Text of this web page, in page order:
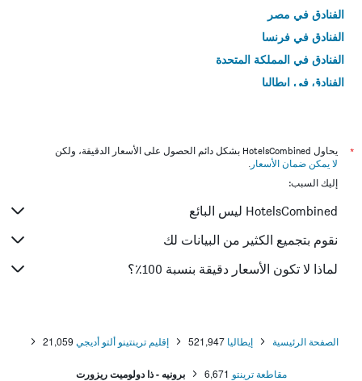
الفنادق في مصر
الفنادق في فرنسا
الفنادق في المملكة المتحدة
الفنادق في إيطاليا
*
يحاول HotelsCombined بشكل دائم الحصول على الأسعار الدقيقة، ولكن
لا يمكن ضمان الأسعار .
إليك السبب:
HotelsCombined ليس البائع
نقوم بتجميع الكثير من البيانات لك
لماذا لا تكون الأسعار دقيقة بنسبة 100٪؟
الصفحة الرئيسية إيطاليا 521,947 إقليم ترينتينو ألتو أديجي 21,059
مقاطعة ترينتو 6,671 برونيه - ذا دولوميت ريزورت